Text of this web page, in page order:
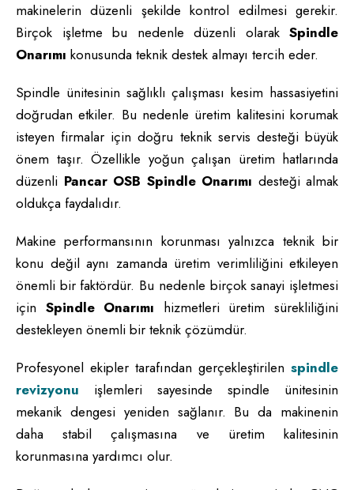
makinelerin düzenli şekilde kontrol edilmesi gerekir.
Birçok işletme bu nedenle düzenli olarak Spindle
Onarımı konusunda teknik destek almayı tercih eder.
Spindle ünitesinin sağlıklı çalışması kesim hassasiyetini
doğrudan etkiler. Bu nedenle üretim kalitesini korumak
isteyen firmalar için doğru teknik servis desteği büyük
önem taşır. Özellikle yoğun çalışan üretim hatlarında
düzenli Pancar OSB Spindle Onarımı desteği almak
oldukça faydalıdır.
Makine performansının korunması yalnızca teknik bir
konu değil aynı zamanda üretim verimliliğini etkileyen
önemli bir faktördür. Bu nedenle birçok sanayi işletmesi
için Spindle Onarımı hizmetleri üretim sürekliliğini
destekleyen önemli bir teknik çözümdür.
Profesyonel ekipler tarafından gerçekleştirilen spindle
revizyonu işlemleri sayesinde spindle ünitesinin
mekanik dengesi yeniden sağlanır. Bu da makinenin
daha stabil çalışmasına ve üretim kalitesinin
korunmasına yardımcı olur.